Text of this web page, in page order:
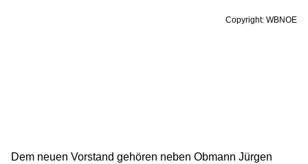
Copyright: WBNOE
Dem neuen Vorstand gehören neben Obmann Jürgen